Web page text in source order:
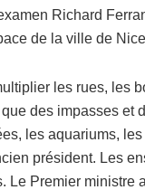
Richard
de la ville de
les rues, les
des impasses et
les aquariums,
président. Les
Le Premier ministre